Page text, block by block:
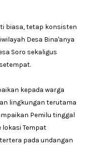
biasa, tetap konsisten
Desa Bina'anya
Soro sekaligus
kepada warga
lingkungan terutama
Pemilu tinggal
lokasi Tempat
pada undangan